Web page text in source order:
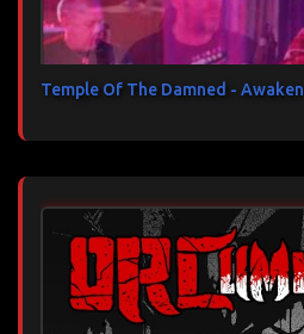
Temple Of The Damned - Awaken